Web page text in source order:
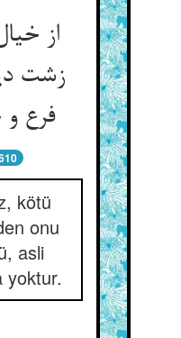
از
زشت
فرع
kötü
onu
asli
yoktur.